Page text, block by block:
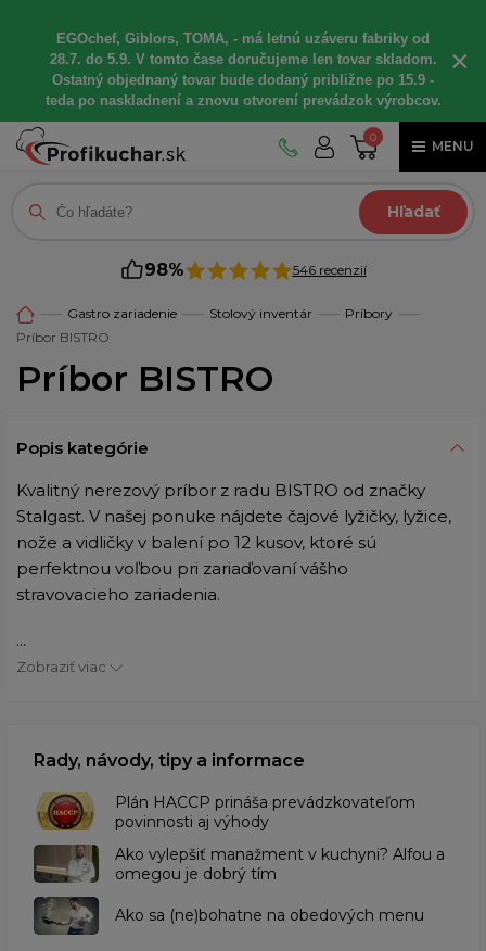
EGOchef, Giblors, TOMA, - má letnú uzáveru fabriky od
28.7. do 5.9. V tomto čase doručujeme len tovar skladom.
Ostatný objednaný tovar bude dodaný približne po 15.9 -
teda po naskladnení a znovu otvorení prevádzok výrobcov.
×
0
MENU
Hľadať
98% 546 recenzií
Gastro zariadenie Stolový inventár
Príbory
Príbor BISTRO
Príbor BISTRO
Popis kategórie
Kvalitný nerezový príbor z radu BISTRO od značky
Stalgast. V našej ponuke nájdete čajové lyžičky, lyžice,
nože a vidličky v balení po 12 kusov, ktoré sú
perfektnou voľbou pri zariaďovaní vášho
stravovacieho zariadenia.
...
Zobraziť viac
Rady, návody, tipy a informace
​Plán HACCP prináša prevádzkovateľom
povinnosti aj výhody
Ako vylepšiť manažment v kuchyni? Alfou a
omegou je dobrý tím
​Ako sa (ne)bohatne na obedových menu